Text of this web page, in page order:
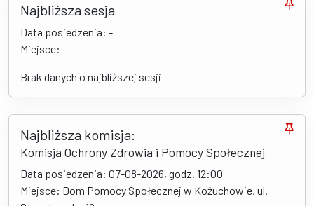
Najbliższa sesja
Data posiedzenia: -
Miejsce: -
Brak danych o najbliższej sesji
Najbliższa komisja:
Komisja Ochrony Zdrowia i Pomocy Społecznej
Data posiedzenia: 07-08-2026, godz. 12:00
Miejsce: Dom Pomocy Społecznej w Kożuchowie, ul.